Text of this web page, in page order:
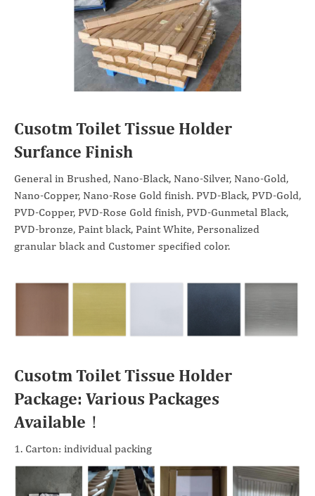
Cusotm Toilet Tissue Holder
Surfance Finish
General in Brushed, Nano-Black, Nano-Silver, Nano-Gold,
Nano-Copper, Nano-Rose Gold finish. PVD-Black, PVD-Gold,
PVD-Copper, PVD-Rose Gold finish, PVD-Gunmetal Black,
PVD-bronze, Paint black, Paint White, Personalized
granular black and Customer specified color.
Cusotm Toilet Tissue Holder
Package: Various Packages
Available！
1. Carton: individual packing